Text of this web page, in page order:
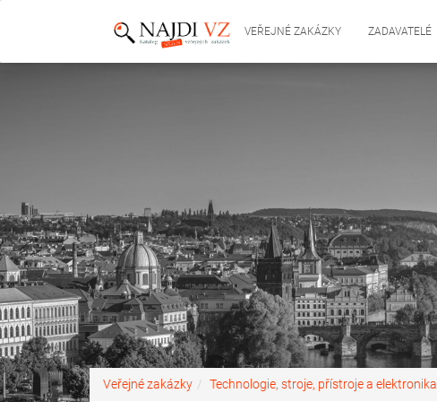
VEŘEJNÉ ZAKÁZKY ZADAVATELÉ
Veřejné zakázky Technologie, stroje, přístroje a elektronika